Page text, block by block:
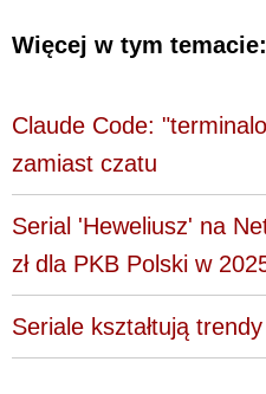
Więcej w tym temacie:
Claude Code:
zamiast czatu
Serial 'Heweliusz' na
zł dla PKB Polski w
Seriale kształtują trendy